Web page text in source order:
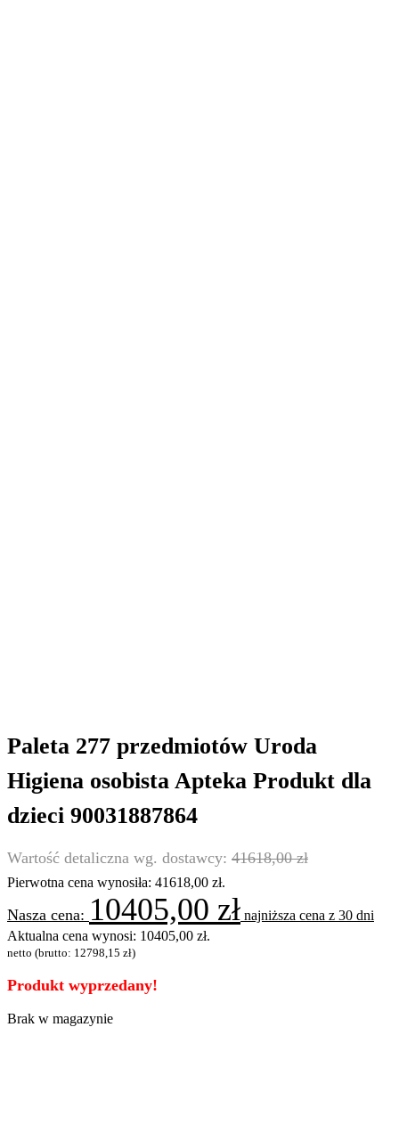
Paleta 277 przedmiotów Uroda
Higiena osobista Apteka Produkt dla
dzieci 90031887864
41618,00zł
Pierwotna cena wynosiła: 41618,00 zł.
10405,00 zł najniższa cena z 30 dni
Aktualna cena wynosi: 10405,00 zł.
netto (brutto: 12798,15 zł)
Produkt wyprzedany!
Brak w magazynie